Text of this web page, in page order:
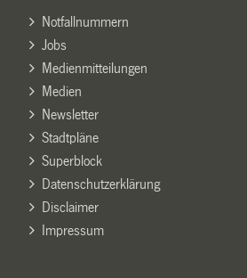
Notfallnummern
Jobs
Medienmitteilungen
Medien
Newsletter
Stadtpläne
Superblock
Datenschutzerklärung
Disclaimer
Impressum